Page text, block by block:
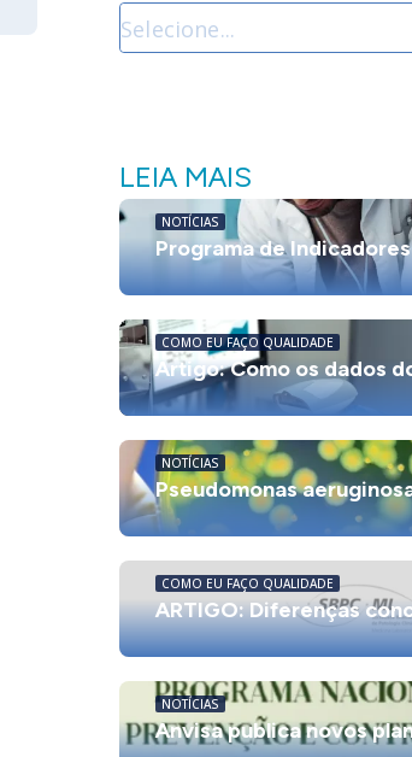
LEIA MAIS
NOTÍCIAS
Programa de
COMO EU FAÇO QUALIDADE
Artigo: Como os dados
NOTÍCIAS
Pseudomonas
COMO EU FAÇO QUALIDADE
ARTIGO: Diferenças
NOTÍCIAS
Anvisa publica novos